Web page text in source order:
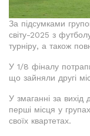
За підсумками
світу-2025 з
турніру, а також
У 1/8 фіналу
що зайняли другі
У змаганні за
перші місця у
своїх квартетах.